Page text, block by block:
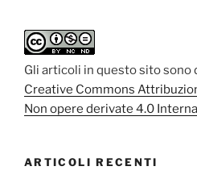
Gli articoli in questo sito
Creative Commons
Non opere derivate 4.0
ARTICOLI RECENTI